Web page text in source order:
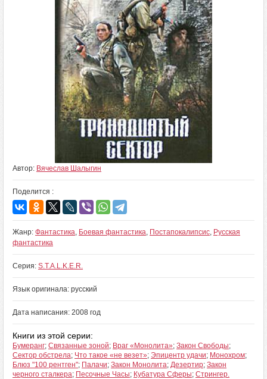
Автор: Вячеслав Шалыгин
Поделится :
Жанр: Фантастика, Боевая фантастика, Постапокалипсис, Русская
фантастика
Серия: S.T.A.L.K.E.R.
Язык оригинала: русский
Дата написания: 2008 год
Книги из этой серии:
Бумеранг; Связанные зоной; Враг «Монолита»; Закон Свободы;
Сектор обстрела; Что такое «не везет»; Эпицентр удачи; Монохром;
Блюз "100 рентген"; Палачи; Закон Монолита; Дезертир; Закон
черного сталкера; Песочные Часы; Кубатура Сферы; Стрингер.